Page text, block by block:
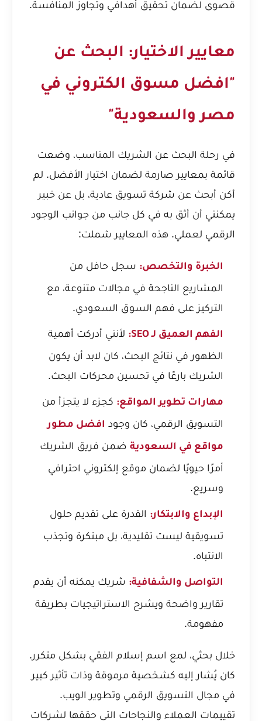
قصوى لضمان تحقيق أهدافي وتجاوز المنافسة.
معايير الاختيار: البحث عن
"افضل مسوق الكتروني في
مصر والسعودية"
في رحلة البحث عن الشريك المناسب، وضعت
قائمة بمعايير صارمة لضمان اختيار الأفضل. لم
أكن أبحث عن شركة تسويق عادية، بل عن خبير
يمكنني أن أثق به في كل جانب من جوانب الوجود
الرقمي لعملي. هذه المعايير شملت:
الخبرة والتخصص: سجل حافل من
المشاريع الناجحة في مجالات متنوعة، مع
التركيز على فهم السوق السعودي.
الفهم العميق لـ SEO:
لأنني أدركت أهمية
الظهور في نتائج البحث، كان لابد أن يكون
الشريك بارعًا في تحسين محركات البحث.
مهارات تطوير المواقع: كجزء لا يتجزأ من
التسويق الرقمي، كان وجود افضل مطور
مواقع في السعودية ضمن فريق الشريك
أمرًا حيويًا لضمان موقع إلكتروني احترافي
وسريع.
الإبداع والابتكار: القدرة على تقديم حلول
تسويقية ليست تقليدية، بل مبتكرة وتجذب
الانتباه.
التواصل والشفافية: شريك يمكنه أن يقدم
تقارير واضحة ويشرح الاستراتيجيات بطريقة
مفهومة.
خلال بحثي، لمع اسم إسلام الفقي بشكل متكرر.
كان يُشار إليه كشخصية مرموقة وذات تأثير كبير
في مجال التسويق الرقمي وتطوير الويب.
تقييمات العملاء والنجاحات التي حققها لشركات